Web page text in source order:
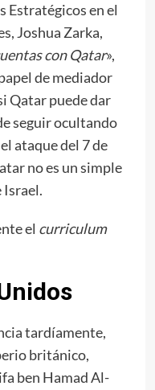
Estratégicos en el
Joshua Zarka,
con Qatar»,
de mediador
Qatar puede dar
seguir ocultando
ataque del 7 de
no es un simple
Israel.
el curriculum
tardíamente,
británico,
ben Hamad Al-